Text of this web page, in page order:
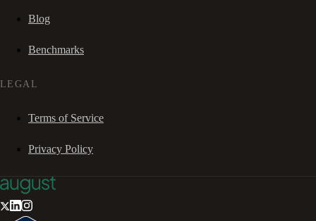
Blog
Benchmarks
LEGAL
Terms of Service
Privacy Policy